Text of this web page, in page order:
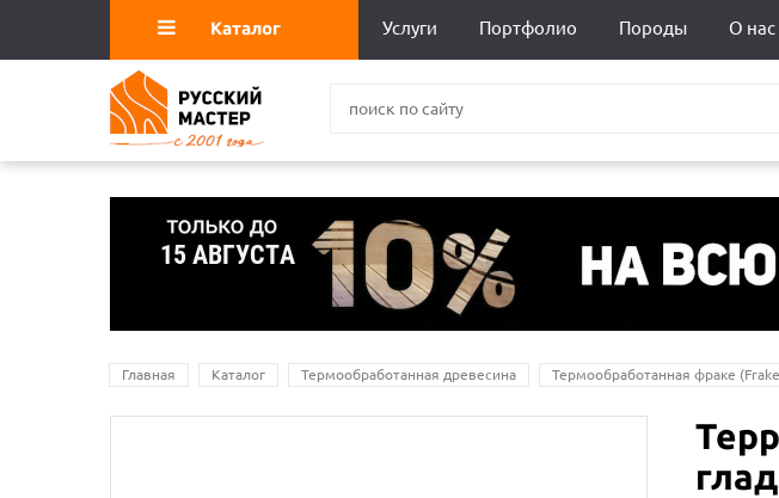
Каталог Услуги Портфолио Породы О нас
Главная Каталог Термообработанная древесина Термообработанная фраке